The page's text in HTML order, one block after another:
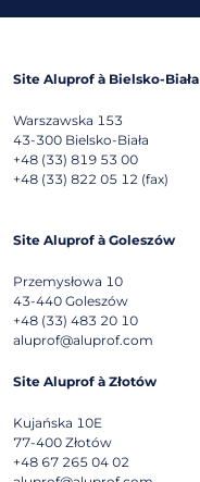
Site Aluprof à Bielsko-Biała
Warszawska 153
43-300 Bielsko-Biała
+48 (33) 819 53 00
+48 (33) 822 05 12 (fax)
Site Aluprof à Goleszów
Przemysłowa 10
43-440 Goleszów
+48 (33) 483 20 10
aluprof@aluprof.com
Site Aluprof à Złotów
Kujańska 10E
77-400 Złotów
+48 67 265 04 02